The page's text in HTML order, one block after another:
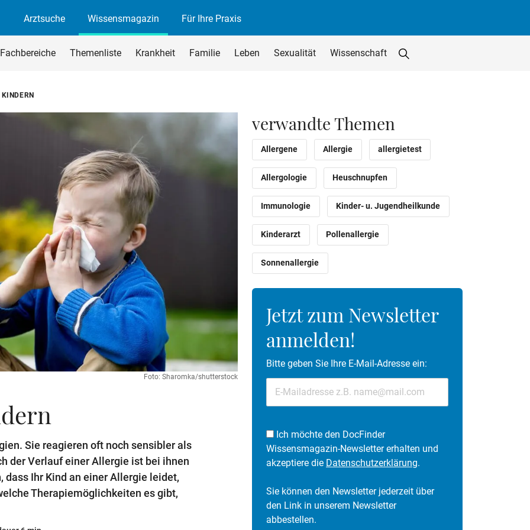
Arztsuche
Wissensmagazin Für Ihre Praxis
Fachbereiche Themenliste Krankheit Familie Leben Sexualität Wissenschaft
Foto: Sharomka/shutterstock
Sie reagieren oft noch sensibler als
der Verlauf einer Allergie ist bei ihnen
dass Ihr Kind an einer Allergie leidet,
Therapiemöglichkeiten es gibt,
verwandte Themen
Allergene Allergie allergietest
Allergologie Heuschnupfen
Immunologie Kinder- u. Jugendheilkunde
Kinderarzt Pollenallergie
Sonnenallergie
Jetzt zum Newsletter
anmelden!
Bitte geben Sie Ihre E-Mail-Adresse ein:
Ich möchte den DocFinder
Wissensmagazin-Newsletter erhalten und
akzeptiere die Datenschutzerklärung.
Sie können den Newsletter jederzeit über
den Link in unserem Newsletter
abbestellen.